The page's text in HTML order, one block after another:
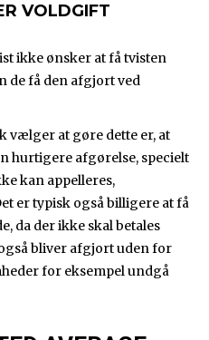
VOLDGIFT
ikke ønsker at få tvisten
de få den afgjort ved
vælger at gøre dette er, at
hurtigere afgørelse, specielt
kan appelleres,
er typisk også billigere at få
da der ikke skal betales
bliver afgjort uden for
for eksempel undgå